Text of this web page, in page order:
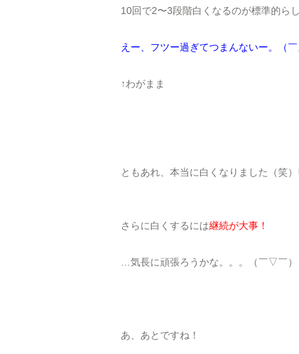
10回で2〜3段階白くなるのが標準的ら
えー、フツー過ぎてつまんないー。（
↑わがまま
ともあれ、本当に白くなりました（笑）
さらに白くするには継続が大事！
…気長に頑張ろうかな。。。（￣▽￣）
あ、あとですね！